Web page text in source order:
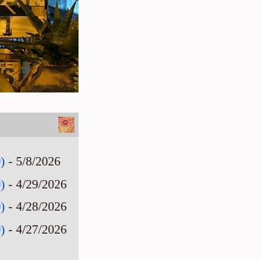
- 5/8/2026
- 4/29/2026
- 4/28/2026
- 4/27/2026